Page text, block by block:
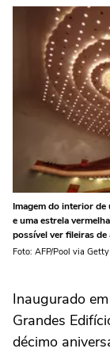
Imagem do interior
e uma estrela
possível ver fileiras de
Foto: AFP/Pool via
Inaugurado
Grandes
décimo